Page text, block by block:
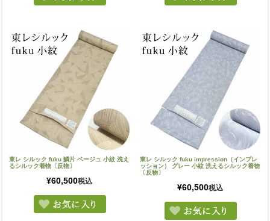
東レ シルック fuku 鱗片 ベージュ 小紋 洗え
るシルック着物〔反物〕
¥60,500税込
東レ シルック fuku impression（インプレ
ッション） グレー 小紋 洗えるシルック着物
〔反物〕
¥60,500税込